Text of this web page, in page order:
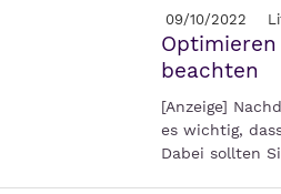
09/10/2022
beachten
[Anzeige]
es wichtig,
Dabei sollten